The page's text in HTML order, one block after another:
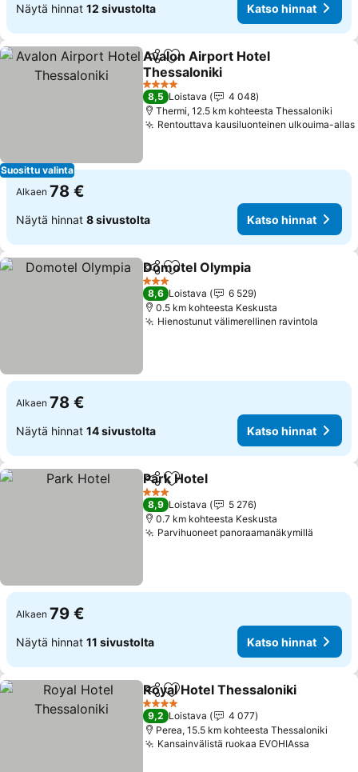
Näytä hinnat 12 sivustolta Katso hinnat
Suosittu valinta
Jaa Lisää suosikkeihin
Avalon Airport Hotel
Thessaloniki
4 Tähtiluokitus
8,5 Loistava
4 048
Thermi, 12.5 km kohteesta Thessaloniki
Rentouttava kausiluonteinen ulkouima-allas
Alkaen 78 €
Näytä hinnat 8 sivustolta Katso hinnat
Jaa Lisää suosikkeihin
Domotel Olympia
3 Tähtiluokitus
8,6 Loistava
6 529
0.5 km kohteesta Keskusta
Hienostunut välimerellinen ravintola
Alkaen 78 €
Näytä hinnat 14 sivustolta Katso hinnat
Jaa Lisää suosikkeihin
Park Hotel
3 Tähtiluokitus
8,9 Loistava
5 276
0.7 km kohteesta Keskusta
Parvihuoneet panoraamanäkymillä
Alkaen 79 €
Näytä hinnat 11 sivustolta Katso hinnat
Jaa Lisää suosikkeihin
Royal Hotel Thessaloniki
4 Tähtiluokitus
9,2 Loistava
4 077
Perea, 15.5 km kohteesta Thessaloniki
Kansainvälistä ruokaa EVOHIAssa